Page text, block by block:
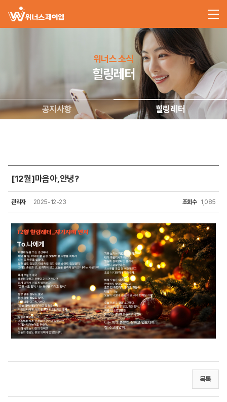
위너스 소식
힐링레터
공지사항 힐링레터
[12월]마음아,안녕?
관리자 2025-12-23 조회수 1,085
목록